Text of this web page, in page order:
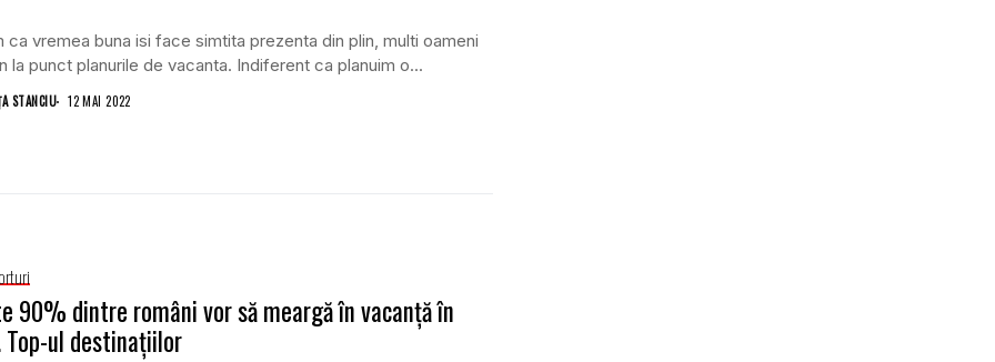
ca vremea buna isi face simtita prezenta din plin, multi oameni
la punct planurile de vacanta. Indiferent ca planuim o...
STANCIU 12 MAI 2022
90% dintre români vor să meargă în vacanță în
Top-ul destinațiilor